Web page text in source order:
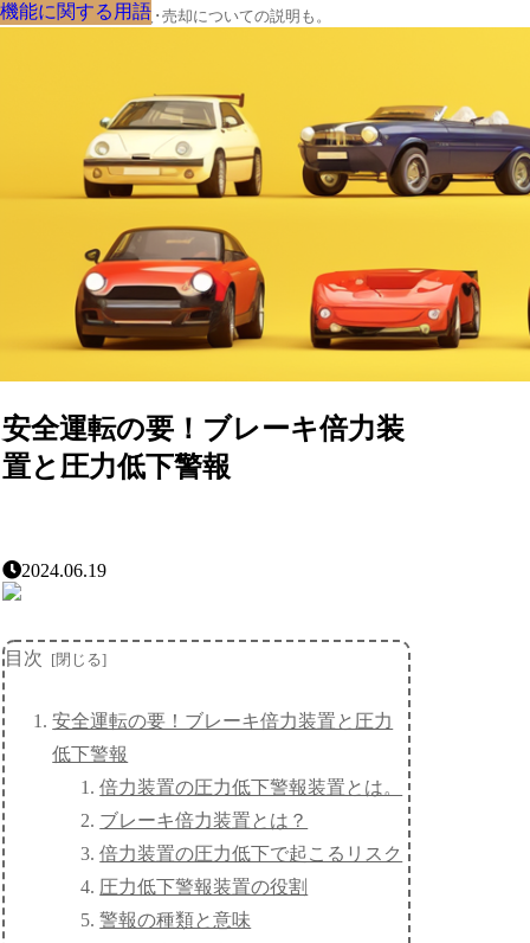
クルマの大辞典、購入･売却についての説明も。
安全運転の要！ブレーキ倍力装
置と圧力低下警報
機能に関する用語
2024.06.19
目次
安全運転の要！ブレーキ倍力装置と圧力
低下警報
倍力装置の圧力低下警報装置とは。
ブレーキ倍力装置とは？
倍力装置の圧力低下で起こるリスク
圧力低下警報装置の役割
警報の種類と意味
機能に関する用語
機能に関する用語
機能に関する用語
機能に関する用語
機能に関する用語
機能に関する用語
機能に関する用語
機能に関する用語